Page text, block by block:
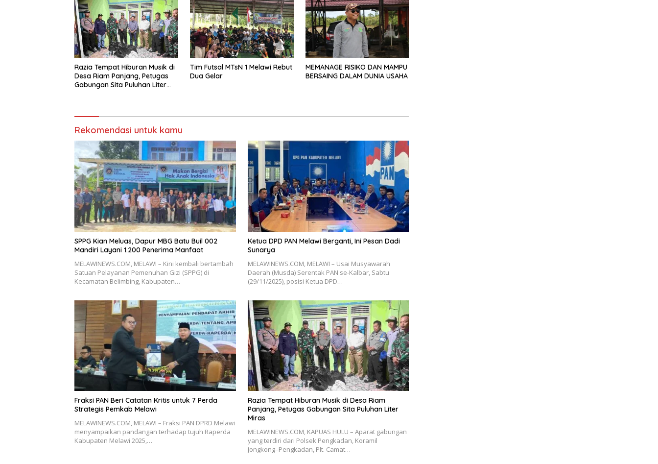
Razia Tempat Hiburan Musik di
Desa Riam Panjang, Petugas
Gabungan Sita Puluhan Liter
Tim Futsal MTsN 1 Melawi Rebut
Dua Gelar
MEMANAGE RISIKO DAN MAMPU
BERSAING DALAM DUNIA USAHA
Rekomendasi untuk kamu
SPPG Kian Meluas, Dapur MBG Batu Buil 002
Mandiri Layani 1.200 Penerima Manfaat
MELAWINEWS.COM, MELAWI – Kini kembali bertambah
Satuan Pelayanan Pemenuhan Gizi (SPPG) di
Kecamatan Belimbing, Kabupaten…
Ketua DPD PAN Melawi Berganti, Ini Pesan Dadi
Sunarya
MELAWINEWS.COM, MELAWI – Usai Musyawarah
Daerah (Musda) Serentak PAN se-Kalbar, Sabtu
(29/11/2025), posisi Ketua DPD…
Fraksi PAN Beri Catatan Kritis untuk 7 Perda
Strategis Pemkab Melawi
MELAWINEWS.COM, MELAWI – Fraksi PAN DPRD Melawi
menyampaikan pandangan terhadap tujuh Raperda
Kabupaten Melawi 2025,…
Razia Tempat Hiburan Musik di Desa Riam
Panjang, Petugas Gabungan Sita Puluhan Liter
Miras
MELAWINEWS.COM, KAPUAS HULU – Aparat gabungan
yang terdiri dari Polsek Pengkadan, Koramil
Jongkong–Pengkadan, Plt. Camat…